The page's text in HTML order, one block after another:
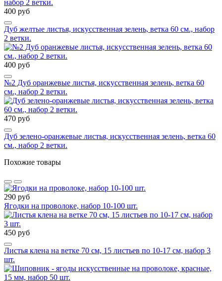
400 руб
Дуб желтые листья, искусственная зелень, ветка 60 см., набор
2 ветки.
400 руб
№2 Дуб оранжевые листья, искусственная зелень, ветка 60
см., набор 2 ветки.
470 руб
Дуб зелено-оранжевые листья, искусственная зелень, ветка 60
см., набор 2 ветки.
Похожие товары
290 руб
Ягодки на проволоке, набор 10-100 шт.
450 руб
Листья клена на ветке 70 см, 15 листьев по 10-17 см, набор 3
шт.